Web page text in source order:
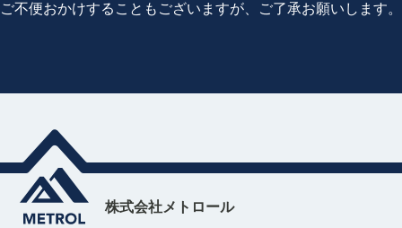
ご不便おかけすることもございますが、ご了承お願いします。
株式会社メトロール